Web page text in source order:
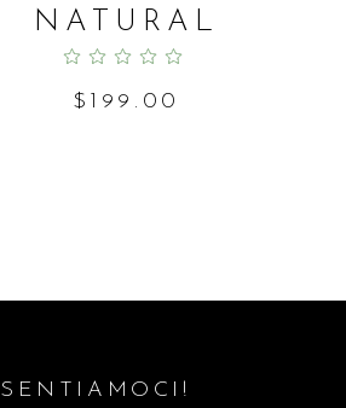
NATURAL
of 5
$ 199.00
SENTIAMOCI!